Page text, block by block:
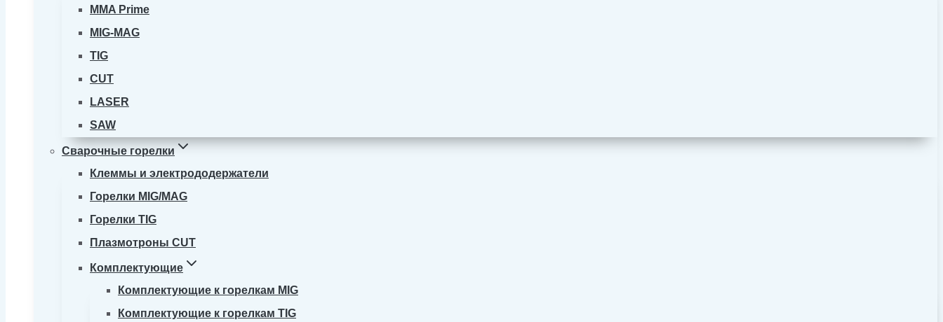
MMA Prime
MIG-MAG
TIG
CUT
LASER
SAW
Сварочные горелки
Клеммы и электрододержатели
Горелки MIG/MAG
Горелки TIG
Плазмотроны CUT
Комплектующие
Комплектующие к горелкам MIG
Комплектующие к горелкам TIG